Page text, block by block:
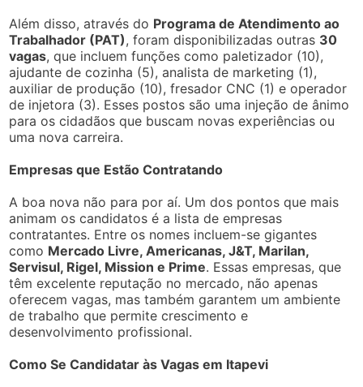
Além disso, através do Programa de Atendimento ao
Trabalhador (PAT), foram disponibilizadas outras 30
vagas, que incluem funções como paletizador (10),
ajudante de cozinha (5), analista de marketing (1),
auxiliar de produção (10), fresador CNC (1) e operador
de injetora (3). Esses postos são uma injeção de ânimo
para os cidadãos que buscam novas experiências ou
uma nova carreira.
Empresas que Estão Contratando
A boa nova não para por aí. Um dos pontos que mais
animam os candidatos é a lista de empresas
contratantes. Entre os nomes incluem-se gigantes
como Mercado Livre, Americanas, J&T, Marilan,
Servisul, Rigel, Mission e Prime. Essas empresas, que
têm excelente reputação no mercado, não apenas
oferecem vagas, mas também garantem um ambiente
de trabalho que permite crescimento e
desenvolvimento profissional.
Como Se Candidatar às Vagas em Itapevi